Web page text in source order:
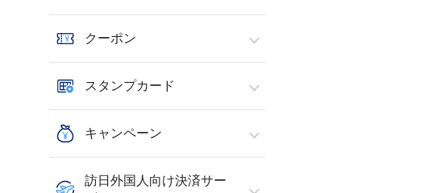
クーポン
スタンプカード
キャンペーン
訪日外国人向け決済サー